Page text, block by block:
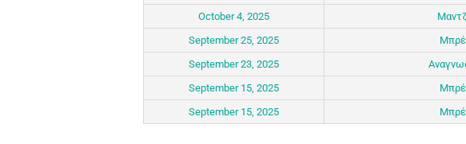
October 4, 2025
September 25, 2025
September 23, 2025
September 15, 2025
September 15, 2025